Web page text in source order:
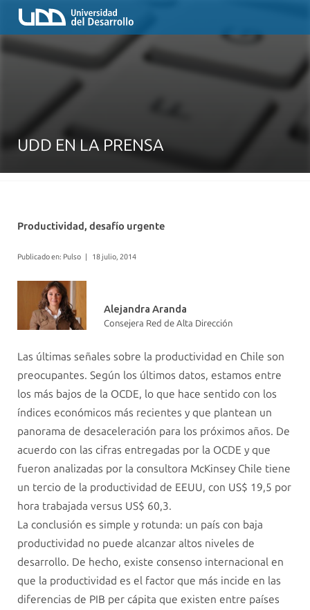
UDD EN LA PRENSA
Productividad, desafío urgente
Publicado en: Pulso | 18 julio, 2014
Alejandra Aranda
Consejera Red de Alta Dirección
Las últimas señales sobre la productividad en Chile son
preocupantes. Según los últimos datos, estamos entre
los más bajos de la OCDE, lo que hace sentido con los
índices económicos más recientes y que plantean un
panorama de desaceleración para los próximos años. De
acuerdo con las cifras entregadas por la OCDE y que
fueron analizadas por la consultora McKinsey Chile tiene
un tercio de la productividad de EEUU, con US$ 19,5 por
hora trabajada versus US$ 60,3.
La conclusión es simple y rotunda: un país con baja
productividad no puede alcanzar altos niveles de
desarrollo. De hecho, existe consenso internacional en
que la productividad es el factor que más incide en las
diferencias de PIB per cápita que existen entre países